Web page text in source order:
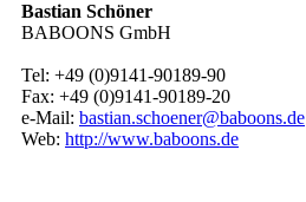
Bastian Schöner
BABOONS GmbH
Tel: +49 (0)9141-90189-90
Fax: +49 (0)9141-90189-20
e-Mail: bastian.schoener@baboons.de
Web: http://www.baboons.de